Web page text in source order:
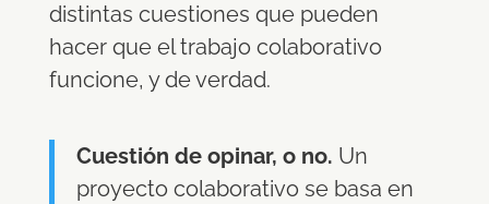
distintas cuestiones que pueden
hacer que el trabajo colaborativo
funcione, y de verdad.
Cuestión de opinar, o no. Un
proyecto colaborativo se basa en